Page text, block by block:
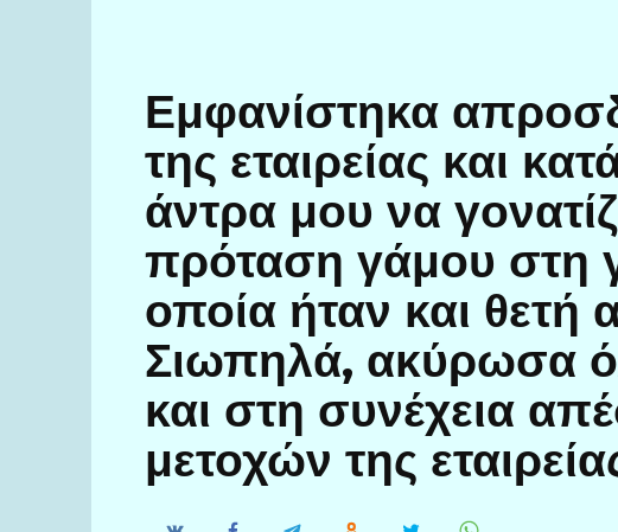
Εμφανίστηκα
της εταιρείας και
άντρα μου να
πρόταση γάμου στη
οποία ήταν και θετή
Σιωπηλά, ακύρωσα
και στη συνέχεια
μετοχών της